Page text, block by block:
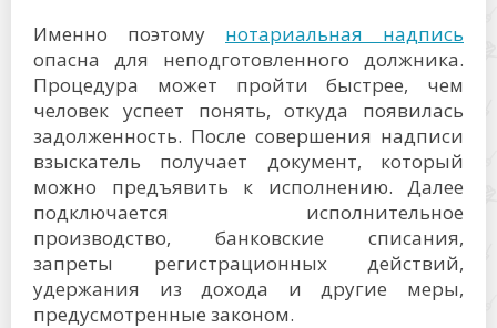
Именно поэтому нотариальная надпись
опасна для неподготовленного должника.
Процедура может пройти быстрее, чем
человек успеет понять, откуда появилась
задолженность. После совершения надписи
взыскатель получает документ, который
можно предъявить к исполнению. Далее
подключается исполнительное
производство, банковские списания,
запреты регистрационных действий,
удержания из дохода и другие меры,
предусмотренные законом.